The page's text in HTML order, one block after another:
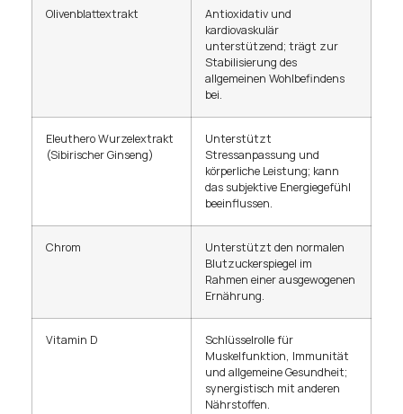
Olivenblattextrakt
Antioxidativ und
kardiovaskulär
unterstützend; trägt zur
Stabilisierung des
allgemeinen Wohlbefindens
bei.
Eleuthero Wurzelextrakt
(Sibirischer Ginseng)
Unterstützt
Stressanpassung und
körperliche Leistung; kann
das subjektive Energiegefühl
beeinflussen.
Chrom
Unterstützt den normalen
Blutzuckerspiegel im
Rahmen einer ausgewogenen
Ernährung.
Vitamin D
Schlüsselrolle für
Muskelfunktion, Immunität
und allgemeine Gesundheit;
synergistisch mit anderen
Nährstoffen.